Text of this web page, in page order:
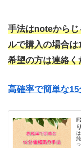
手法はnoteから
ルで購入の場合
希望の方は連絡く
高確率で簡単な